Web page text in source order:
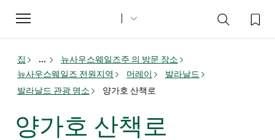
Toggle
navigation
집 ...
뉴사우스웨일즈주 의 방문 장소
뉴사우스웨일즈 전원지역
머레이
발라날드
발라날드 관광 명소
양가호 산책로
양가호 산책로